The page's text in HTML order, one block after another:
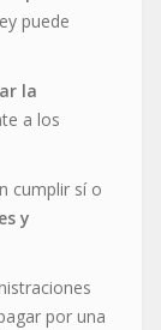
puede
la
a los
cumplir sí o
y
por una